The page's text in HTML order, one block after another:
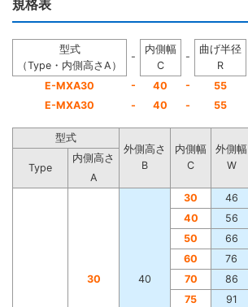
規格表
型式
（Type・内側高さA）
-
内側幅
C
-
曲げ半径
R
E-MXA30 - 40 - 55
E-MXA30
- 40 - 55
型式
外側高さ
B
内側幅
C
外側幅
W
Type
内側高さ
A
30 40
30 46
40
56
50
66
60
76
70
86
75
91